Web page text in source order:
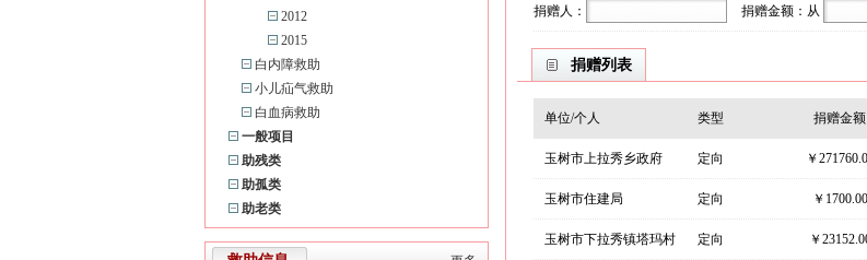
2012
2015
白内障救助
小儿疝气救助
白血病救助
一般项目
助残类
助孤类
助老类
捐赠人： 捐赠金额：从
捐赠列表
单位/个人 类型 捐赠金额
玉树市上拉秀乡政府 定向 ￥
玉树市住建局 定向 ￥1700.00
玉树市下拉秀镇塔玛村 定向 ￥